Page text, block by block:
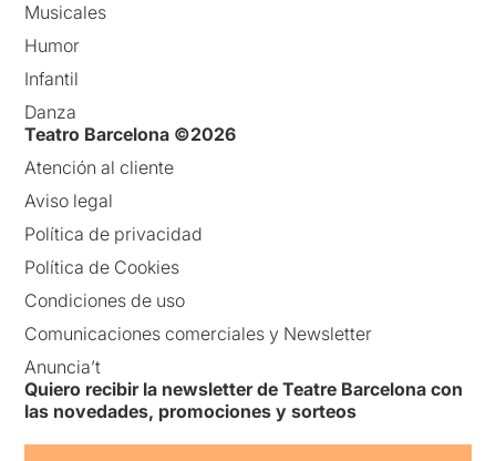
Musicales
Humor
Infantil
Danza
Teatro Barcelona ©2026
Atención al cliente
Aviso legal
Política de privacidad
Política de Cookies
Condiciones de uso
Comunicaciones comerciales y Newsletter
Anuncia’t
Quiero recibir la newsletter de Teatre Barcelona con
las novedades, promociones y sorteos